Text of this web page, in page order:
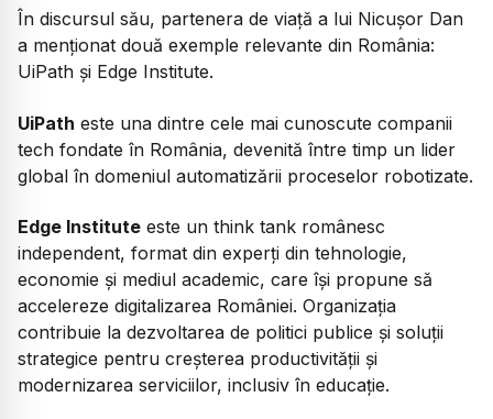
În discursul său, partenera de viață a lui Nicușor Dan
a menționat două exemple relevante din România:
UiPath și Edge Institute.
UiPath este una dintre cele mai cunoscute companii
tech fondate în România, devenită între timp un lider
global în domeniul automatizării proceselor robotizate.
Edge Institute este un think tank românesc
independent, format din experți din tehnologie,
economie și mediul academic, care își propune să
accelereze digitalizarea României. Organizația
contribuie la dezvoltarea de politici publice și soluții
strategice pentru creșterea productivității și
modernizarea serviciilor, inclusiv în educație.